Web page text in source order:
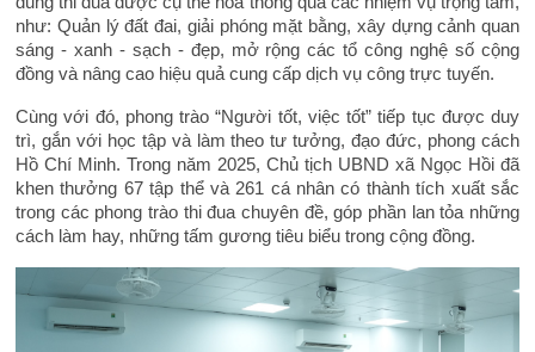
như: Quản lý đất đai, giải phóng mặt bằng, xây dựng cảnh quan
sáng - xanh - sạch - đẹp, mở rộng các tổ công nghệ số cộng
đồng và nâng cao hiệu quả cung cấp dịch vụ công trực tuyến.
Cùng với đó, phong trào “Người tốt, việc tốt” tiếp tục được duy
trì, gắn với học tập và làm theo tư tưởng, đạo đức, phong cách
Hồ Chí Minh. Trong năm 2025, Chủ tịch UBND xã Ngọc Hồi đã
khen thưởng 67 tập thể và 261 cá nhân có thành tích xuất sắc
trong các phong trào thi đua chuyên đề, góp phần lan tỏa những
cách làm hay, những tấm gương tiêu biểu trong cộng đồng.